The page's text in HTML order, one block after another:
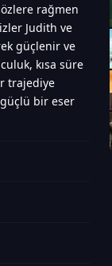
rağmen
Judith ve
güçlenir ve
kısa süre
trajediye
güçlü bir eser